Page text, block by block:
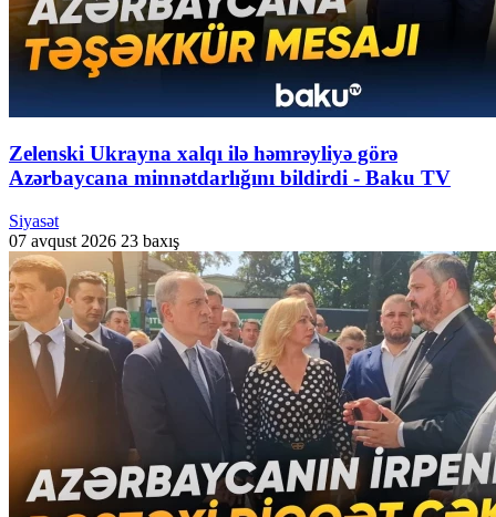
Zelenski Ukrayna xalqı ilə həmrəyliyə görə
Azərbaycana minnətdarlığını bildirdi - Baku TV
Siyasət
07 avqust 2026 23 baxış